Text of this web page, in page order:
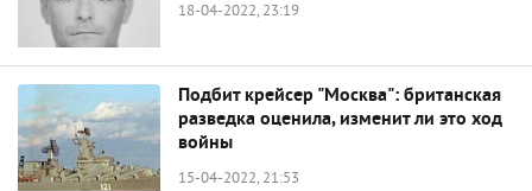
18-04-2022, 23:19
Подбит крейсер "Москва": британская
разведка оценила, изменит ли это ход
войны
15-04-2022, 21:53